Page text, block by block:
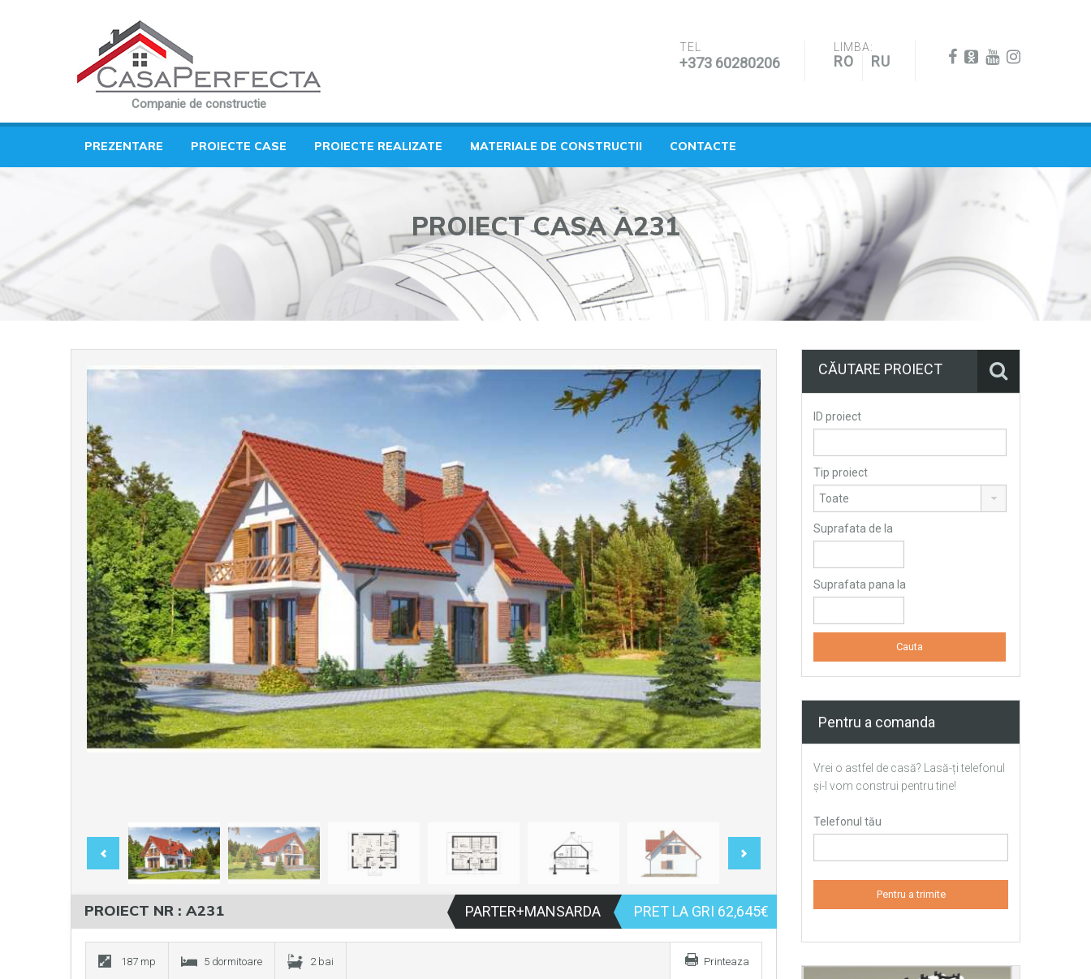
Companie de constructie
TEL
+373 60280206
LIMBA:
RO RU
PREZENTARE PROIECTE CASE PROIECTE REALIZATE MATERIALE DE CONSTRUCTII CONTACTE
PROIECT CASA A231
PROIECT NR : A231 PARTER+MANSARDA PRET LA GRI 62,645€
187 mp 5 dormitoare 2 bai Printeaza
CĂUTARE PROIECT
ID proiect
Tip proiect
Suprafata de la
Suprafata pana la
Pentru a comanda
Vrei o astfel de casă? Lasă-ți telefonul
și-l vom construi pentru tine!
Telefonul tău